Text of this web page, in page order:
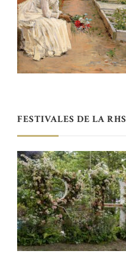
FESTIVALES DE LA RHS